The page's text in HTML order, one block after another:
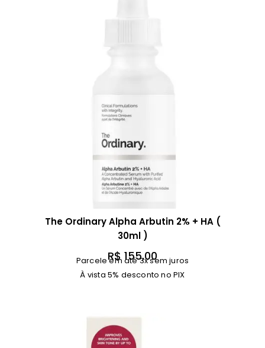
The Ordinary Alpha Arbutin 2% + HA (
30ml )
R$ 155,00
Parcele em até 3x sem juros
À vista 5% desconto no PIX